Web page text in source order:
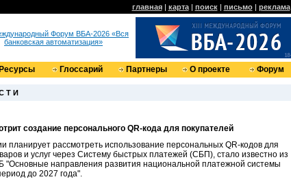
главная| карта| поиск| письмо| реклама
Форум ВБА-2026 «Вся
банковская автоматизация»
Ресурсы Глоссарий Партнеры О проекте Форум
Т И
создание персонального QR-кода для покупателей
планирует рассмотреть использование персональных QR-кодов для
и услуг через Систему быстрых платежей (СБП), стало известно из
"Основные направления развития национальной платежной системы
до 2027 года".